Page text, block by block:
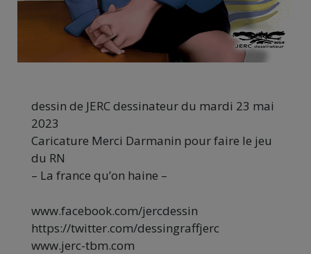
dessin de JERC dessinateur du mardi 23 mai
2023
Caricature Merci Darmanin pour faire le jeu
du RN
– La france qu’on haine –
www.facebook.com/jercdessin
https://twitter.com/dessingraffjerc
www.jerc-tbm.com